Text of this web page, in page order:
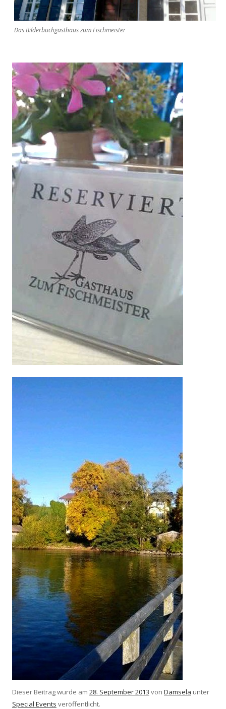
Das Bilderbuchgasthaus zum Fischmeister
Dieser Beitrag wurde am 28. September 2013 von Damsela unter
Special Events veröffentlicht.